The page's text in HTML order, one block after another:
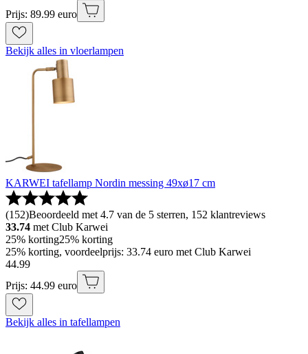
Prijs: 89.99 euro
Bekijk alles in vloerlampen
KARWEI tafellamp Nordin messing 49xø17 cm
(152)Beoordeeld met 4.7 van de 5 sterren, 152 klantreviews
33.74 met Club Karwei
25% korting25% korting
25% korting, voordeelprijs: 33.74 euro met Club Karwei
44.99
Prijs: 44.99 euro
Bekijk alles in tafellampen